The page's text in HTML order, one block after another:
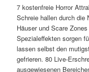
7 kostenfreie Horror
Schreie hallen durch die
Häuser und Scare
Spezialeffekten sorgen
lassen selbst den
gefrieren. 80 Live-
ausgewiesenen